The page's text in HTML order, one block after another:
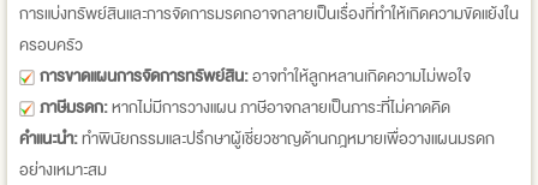
การแบ่งทรัพย์สินและการจัดการมรดกอาจกลายเป็นเรื่องที่ทำให้เกิดความขัดแย้งใน
ครอบครัว
การขาดแผนการจัดการทรัพย์สิน:อาจทำให้ลูกหลานเกิดความไม่พอใจ
ภาษีมรดก:หากไม่มีการวางแผน ภาษีอาจกลายเป็นภาระที่ไม่คาดคิด
คำแนะนำ:ทำพินัยกรรมและปรึกษาผู้เชี่ยวชาญด้านกฎหมายเพื่อวางแผนมรดก
อย่างเหมาะสม